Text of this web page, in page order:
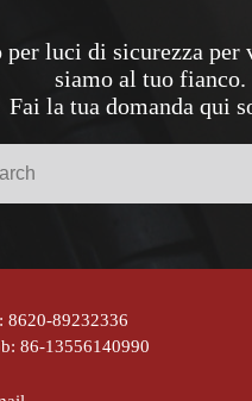
per luci di sicurezza per
siamo al tuo fianco.
Fai la tua domanda qui
8620-89232336
86-13556140990